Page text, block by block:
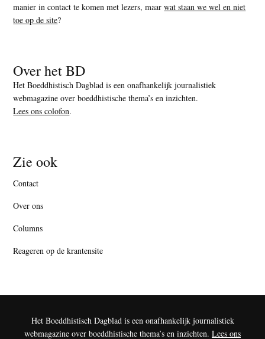
manier in contact te komen met lezers, maarwat staan we wel en niet
toe op de site?
Over het BD
Het Boeddhistisch Dagblad is een onafhankelijk journalistiek
webmagazine over boeddhistische thema’s en inzichten.
Lees ons colofon.
Zie ook
Contact
Over ons
Columns
Reageren op de krantensite
Het Boeddhistisch Dagblad is een onafhankelijk journalistiek
webmagazine over boeddhistische thema’s en inzichten. Lees ons